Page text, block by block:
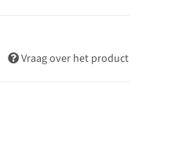
Vraag over het product